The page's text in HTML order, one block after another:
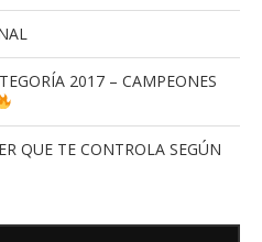
2017 – CAMPEONES
QUE TE CONTROLA SEGÚN